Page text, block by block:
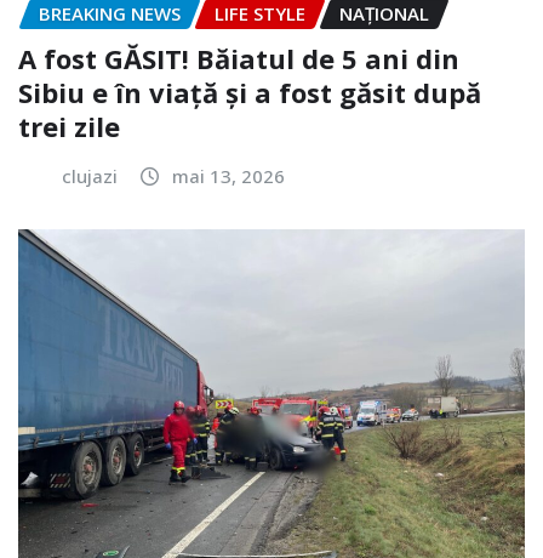
BREAKING NEWS LIFE STYLE NAŢIONAL
A fost GĂSIT! Băiatul de 5 ani din
Sibiu e în viață și a fost găsit după
trei zile
clujazi mai 13, 2026